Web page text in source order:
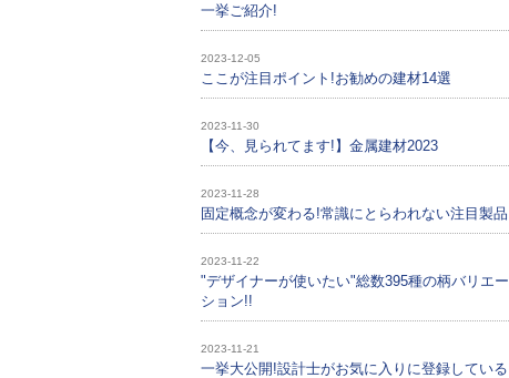
一挙ご紹介!
2023-12-05
ここが注目ポイント!お勧めの建材14選
2023-11-30
【今、見られてます!】金属建材2023
2023-11-28
固定概念が変わる!常識にとらわれない注目製品
2023-11-22
"デザイナーが使いたい"総数395種の柄バリエー
ション!!
2023-11-21
一挙大公開!設計士がお気に入りに登録している